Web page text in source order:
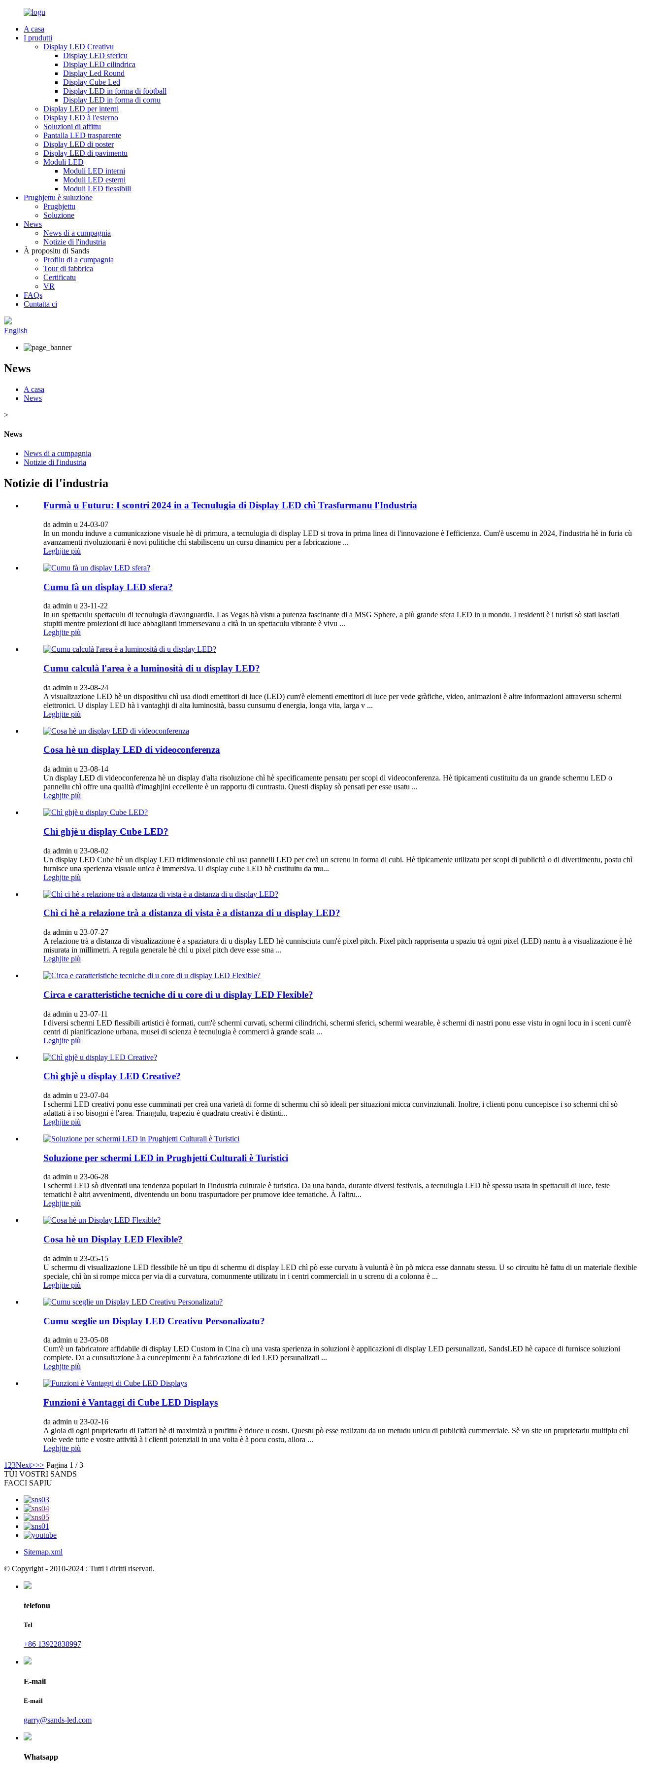
A casa
I prudutti
Display LED Creativu
Display LED sfericu
Display LED cilindrica
Display Led Round
Display Cube Led
Display LED in forma di football
Display LED in forma di cornu
Display LED per interni
Display LED à l'esterno
Soluzioni di affittu
Pantalla LED trasparente
Display LED di poster
Display LED di pavimentu
Moduli LED
Moduli LED interni
Moduli LED esterni
Moduli LED flessibili
Prughjettu è suluzione
Prughjettu
Soluzione
News
News di a cumpagnia
Notizie di l'industria
À propositu di Sands
Profilu di a cumpagnia
Tour di fabbrica
Certificatu
VR
FAQs
Cuntatta ci
English
News
A casa
News
>
News
News di a cumpagnia
Notizie di l'industria
Notizie di l'industria
Furmà u Futuru: I scontri 2024 in a Tecnulugia di Display LED chì Trasfurmanu l'Industria
da admin u 24-03-07
In un mondu induve a cumunicazione visuale hè di primura, a tecnulugia di display LED si trova in prima linea di l'innuvazione è l'efficienza. Cum'è uscemu in 2024, l'industria hè in furia cù
avanzamenti rivoluzionarii è novi pulitiche chì stabiliscenu un cursu dinamicu per a fabricazione ...
Leghjite più
Cumu fà un display LED sfera?
da admin u 23-11-22
In un spettaculu spettaculu di tecnulugia d'avanguardia, Las Vegas hà vistu a putenza fascinante di a MSG Sphere, a più grande sfera LED in u mondu. I residenti è i turisti sò stati lasciati
stupiti mentre proiezioni di luce abbaglianti immersevanu a cità in un spettaculu vibrante è vivu ...
Leghjite più
Cumu calculà l'area è a luminosità di u display LED?
da admin u 23-08-24
A visualizazione LED hè un dispositivu chì usa diodi emettitori di luce (LED) cum'è elementi emettitori di luce per vede gràfiche, video, animazioni è altre informazioni attraversu schermi
elettronici. U display LED hà i vantaghji di alta luminosità, bassu cunsumu d'energia, longa vita, larga v ...
Leghjite più
Cosa hè un display LED di videoconferenza
da admin u 23-08-14
Un display LED di videoconferenza hè un display d'alta risoluzione chì hè specificamente pensatu per scopi di videoconferenza. Hè tipicamenti custituitu da un grande schermu LED o
pannellu chì offre una qualità d'imaghjini eccellente è un rapportu di cuntrastu. Questi display sò pensati per esse usatu ...
Leghjite più
Chì ghjè u display Cube LED?
da admin u 23-08-02
Un display LED Cube hè un display LED tridimensionale chì usa pannelli LED per creà un screnu in forma di cubi. Hè tipicamente utilizatu per scopi di publicità o di divertimentu, postu chì
furnisce una sperienza visuale unica è immersiva. U display cube LED hè custituitu da mu...
Leghjite più
Chì ci hè a relazione trà a distanza di vista è a distanza di u display LED?
da admin u 23-07-27
A relazione trà a distanza di visualizazione è a spaziatura di u display LED hè cunnisciuta cum'è pixel pitch. Pixel pitch rapprisenta u spaziu trà ogni pixel (LED) nantu à a visualizazione è hè
misurata in millimetri. A regula generale hè chì u pixel pitch deve esse sma ...
Leghjite più
Circa e caratteristiche tecniche di u core di u display LED Flexible?
da admin u 23-07-11
I diversi schermi LED flessibili artistici è formati, cum'è schermi curvati, schermi cilindrichi, schermi sferici, schermi wearable, è schermi di nastri ponu esse vistu in ogni locu in i sceni cum'è
centri di pianificazione urbana, musei di scienza è tecnulugia è commerci à grande scala ...
Leghjite più
Chì ghjè u display LED Creative?
da admin u 23-07-04
I schermi LED creativi ponu esse cumminati per creà una varietà di forme di schermu chì sò ideali per situazioni micca cunvinziunali. Inoltre, i clienti ponu cuncepisce i so schermi chì sò
adattati à i so bisogni è l'area. Triangulu, trapeziu è quadratu creativi è distinti...
Leghjite più
Soluzione per schermi LED in Prughjetti Culturali è Turistici
da admin u 23-06-28
I schermi LED sò diventati una tendenza populari in l'industria culturale è turistica. Da una banda, durante diversi festivals, a tecnulugia LED hè spessu usata in spettaculi di luce, feste
tematichi è altri avvenimenti, diventendu un bonu traspurtadore per prumove idee tematiche. À l'altru...
Leghjite più
Cosa hè un Display LED Flexible?
da admin u 23-05-15
U schermu di visualizazione LED flessibile hè un tipu di schermu di display LED chì pò esse curvatu à vuluntà è ùn pò micca esse dannatu stessu. U so circuitu hè fattu di un materiale flexible
speciale, chì ùn si rompe micca per via di a curvatura, comunmente utilizatu in i centri commerciali in u screnu di a colonna è ...
Leghjite più
Cumu sceglie un Display LED Creativu Personalizatu?
da admin u 23-05-08
Cum'è un fabricatore affidabile di display LED Custom in Cina cù una vasta sperienza in soluzioni è applicazioni di display LED persunalizati, SandsLED hè capace di furnisce soluzioni
complete. Da a cunsultazione à a cuncepimentu è a fabricazione di led LED persunalizati ...
Leghjite più
Funzioni è Vantaggi di Cube LED Displays
da admin u 23-02-16
A gioia di ogni pruprietariu di l'affari hè di maximizà u prufittu è riduce u costu. Questu pò esse realizatu da un metudu unicu di publicità cummerciale. Sè vo site un pruprietariu multiplu chì
vole vede tutte e vostre attività à i clienti potenziali in una volta è à pocu costu, allora ...
Leghjite più
1 23Next>>> Pagina 1 / 3
TÙI VOSTRI SANDS
FACCI SAPIU
Sitemap.xml
© Copyright - 2010-2024 : Tutti i diritti riservati.
telefonu
Tel
+86 13922838997
E-mail
E-mail
garry@sands-led.com
Whatsapp